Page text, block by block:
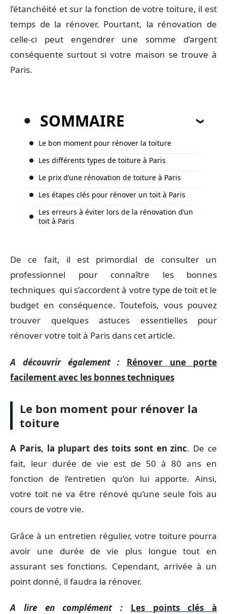
l’étanchéité et sur la fonction de votre toiture, il est
temps de la rénover. Pourtant, la rénovation de
celle-ci peut engendrer une somme d’argent
conséquente surtout si votre maison se trouve à
Paris.
SOMMAIRE
Le bon moment pour rénover la toiture
Les différents types de toiture à Paris
Le prix d’une rénovation de toiture à Paris
Les étapes clés pour rénover un toit à Paris
Les erreurs à éviter lors de la rénovation d’un
toit à Paris
De ce fait, il est primordial de consulter un
professionnel pour connaître les bonnes
techniques qui s’accordent à votre type de toit et le
budget en conséquence. Toutefois, vous pouvez
trouver quelques astuces essentielles pour
rénover votre toit à Paris dans cet article.
A découvrir également :
Rénover une porte
facilement avec les bonnes techniques
Le bon moment pour rénover la
toiture
A Paris, la plupart des toits sont en zinc. De ce
fait, leur durée de vie est de 50 à 80 ans en
fonction de l’entretien qu’on lui apporte. Ainsi,
votre toit ne va être rénové qu’une seule fois au
cours de votre vie.
Grâce à un entretien régulier, votre toiture pourra
avoir une durée de vie plus longue tout en
assurant ses fonctions. Cependant, arrivée à un
point donné, il faudra la rénover.
A lire en complément :
Les points clés à